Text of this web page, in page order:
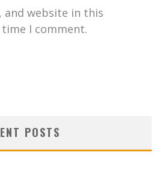
and website in this
I comment.
POSTS